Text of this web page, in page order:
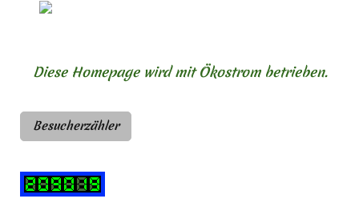
Diese Homepage wird mit Ökostrom betrieben.
Besucherzähler